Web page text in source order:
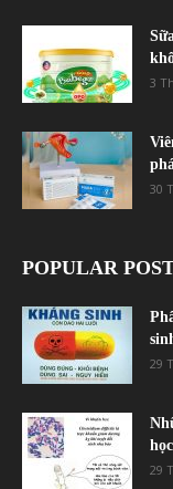
3
30
POPULAR
29
học
29